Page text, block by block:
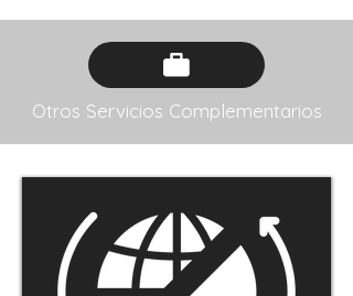
Otros Servicios Complementarios